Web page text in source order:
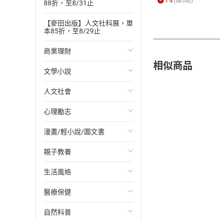
88折，至8/31止
【麥田出版】人文社科展，單
本85折，至8/29止
商業理財
投資理財
經濟/趨勢
財務/金融
管理/領導
職場工作術
成功法
行銷/廣告
傳記
文學小說
歐美文學
日本文學
韓國文學
華文文學
經典文學
成長/家庭生活小說
懸疑/推理小說
人文社會
國際關係
政治
社會科學
台灣/中國歷史
日/韓歷史
其他歷史/史學
心理勵志
心靈成長/情緒
人際關係
兩性關係
心理學
漫畫/輕小說/圖文書
輕小說
奇幻/科幻
愛情故事
職場/社會寫實
親子教養
教育現場
兒童文學/故事
兒童科普/學習
生活風格
飲食/食譜
健身/美顏
醫療保健
健康/養生
自然科普
相似商品